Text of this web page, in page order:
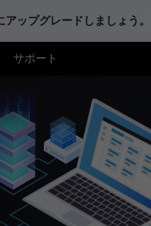
ップグレードしましょう。
サポート